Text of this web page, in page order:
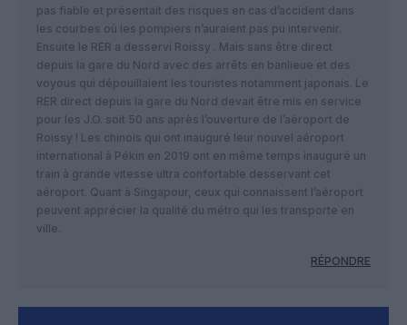
pas fiable et présentait des risques en cas d’accident dans
les courbes où les pompiers n’auraient pas pu intervenir.
Ensuite le RER a desservi Roissy . Mais sans être direct
depuis la gare du Nord avec des arrêts en banlieue et des
voyous qui dépouillaient les touristes notamment japonais. Le
RER direct depuis la gare du Nord devait être mis en service
pour les J.O. soit 50 ans après l’ouverture de l’aéroport de
Roissy ! Les chinois qui ont inauguré leur nouvel aéroport
international à Pékin en 2019 ont en même temps inauguré un
train à grande vitesse ultra confortable desservant cet
aéroport. Quant à Singapour, ceux qui connaissent l’aéroport
peuvent apprécier la qualité du métro qui les transporte en
ville.
RÉPONDRE